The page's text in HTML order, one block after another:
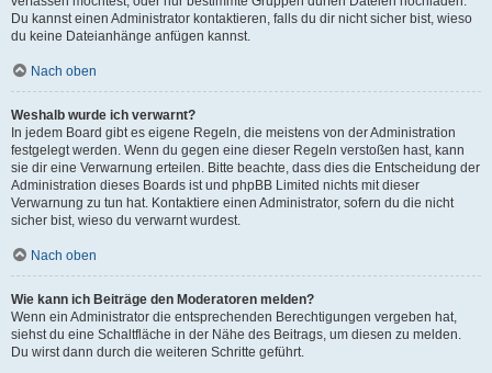
Du kannst einen Administrator kontaktieren, falls du dir nicht sicher bist, wieso
du keine Dateianhänge anfügen kannst.
Nach oben
Weshalb wurde ich verwarnt?
In jedem Board gibt es eigene Regeln, die meistens von der Administration
festgelegt werden. Wenn du gegen eine dieser Regeln verstoßen hast, kann
sie dir eine Verwarnung erteilen. Bitte beachte, dass dies die Entscheidung der
Administration dieses Boards ist und phpBB Limited nichts mit dieser
Verwarnung zu tun hat. Kontaktiere einen Administrator, sofern du die nicht
sicher bist, wieso du verwarnt wurdest.
Nach oben
Wie kann ich Beiträge den Moderatoren melden?
Wenn ein Administrator die entsprechenden Berechtigungen vergeben hat,
siehst du eine Schaltfläche in der Nähe des Beitrags, um diesen zu melden.
Du wirst dann durch die weiteren Schritte geführt.